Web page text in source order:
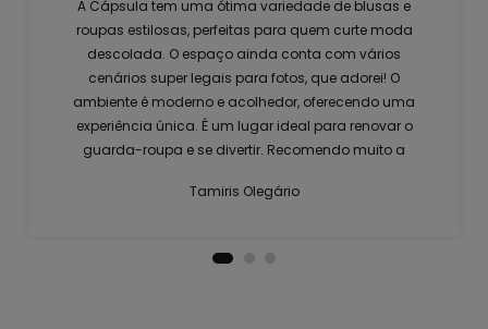
A Cápsula tem uma ótima variedade de blusas e
roupas estilosas, perfeitas para quem curte moda
descolada. O espaço ainda conta com vários
cenários super legais para fotos, que adorei! O
ambiente é moderno e acolhedor, oferecendo uma
experiência única. É um lugar ideal para renovar o
guarda-roupa e se divertir. Recomendo muito a
Tamiris Olegário